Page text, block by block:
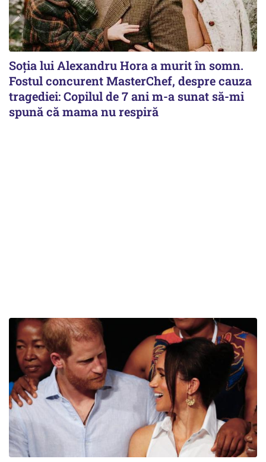
Soția lui Alexandru Hora a murit în somn.
Fostul concurent MasterChef, despre cauza
tragediei: Copilul de 7 ani m-a sunat să-mi
spună că mama nu respiră